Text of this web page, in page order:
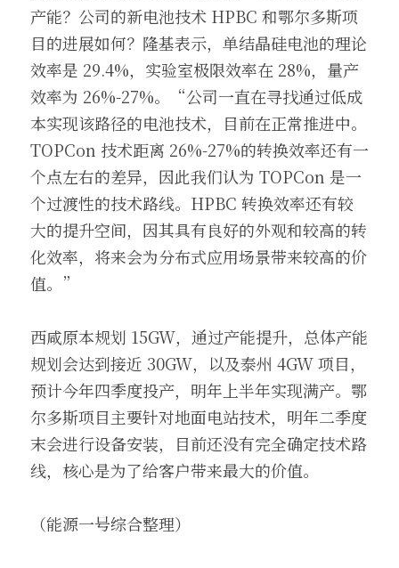
产能？公司的新电池技术 HPBC 和鄂尔多斯项
目的进展如何？隆基表示，单结晶硅电池的理论
效率是 29.4%，实验室极限效率在 28%，量产
效率为 26%-27%。“公司一直在寻找通过低成
本实现该路径的电池技术，目前在正常推进中。
TOPCon 技术距离 26%-27%的转换效率还有一
个点左右的差异，因此我们认为 TOPCon 是一
个过渡性的技术路线。HPBC 转换效率还有较
大的提升空间，因其具有良好的外观和较高的转
化效率，将来会为分布式应用场景带来较高的价
值。”
西咸原本规划 15GW，通过产能提升，总体产能
规划会达到接近 30GW，以及泰州 4GW 项目，
预计今年四季度投产，明年上半年实现满产。鄂
尔多斯项目主要针对地面电站技术，明年二季度
末会进行设备安装，目前还没有完全确定技术路
线，核心是为了给客户带来最大的价值。
（能源一号综合整理）